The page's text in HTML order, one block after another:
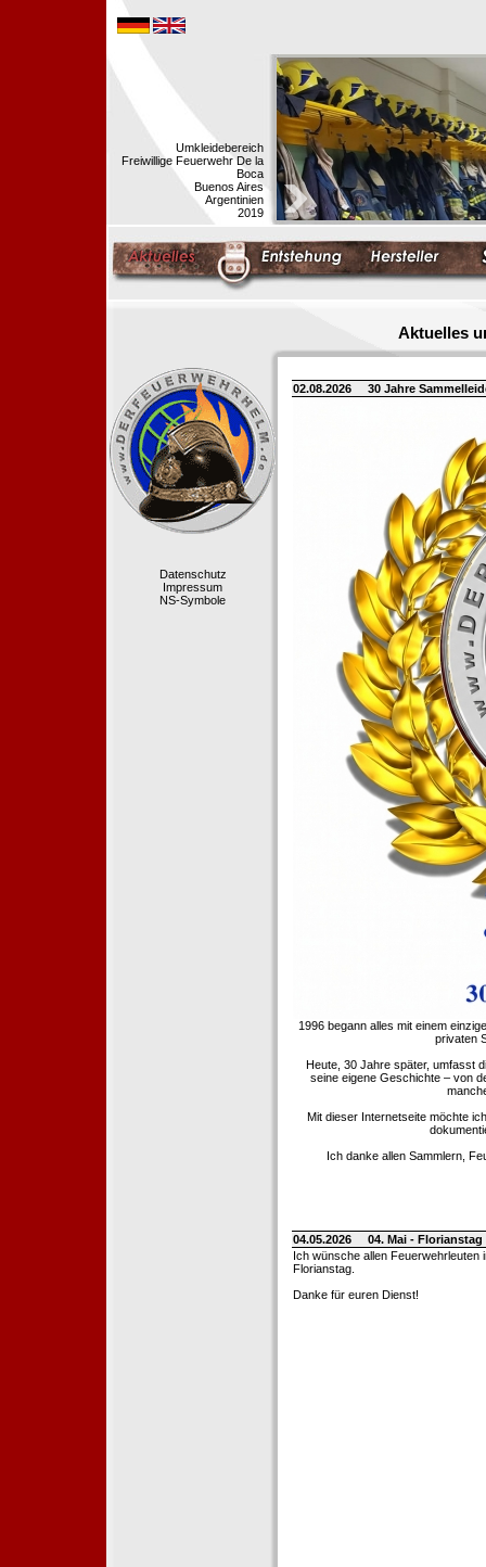
Umkleidebereich
Freiwillige Feuerwehr De la
Boca
Buenos Aires
Argentinien
2019
Aktuelles
Datenschutz
Impressum
NS-Symbole
02.08.2026 30 Jahre
1996 begann alles mit einem
privaten
Heute, 30 Jahre später, umfasst
seine eigene Geschichte – von
Mit dieser Internetseite möchte
Ich danke allen Sammlern,
04.05.2026
04. Mai -
Ich wünsche allen Feuerwehrleuten
Florianstag.
Danke für euren Dienst!